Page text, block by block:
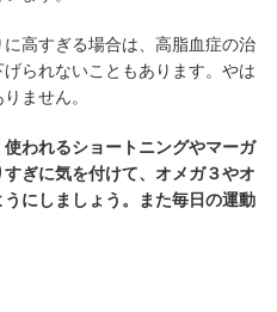
高すぎる場合は、高脂血症の治
られないこともあります。やは
ません。
われるショートニングやマーガ
ぎに気を付けて、オメガ３やオ
にしましょう。また毎日の運動